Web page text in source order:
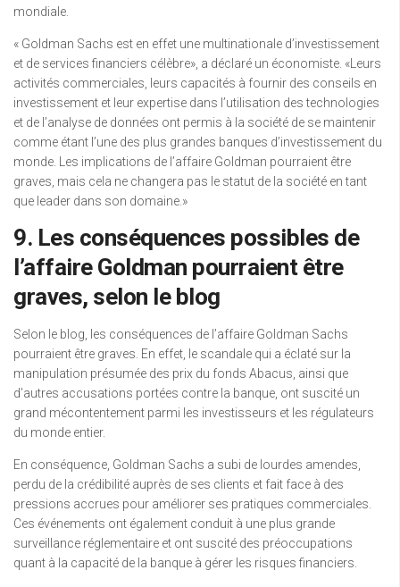
mondiale.
« Goldman Sachs est en effet une multinationale d’investissement
et de services financiers célèbre», a déclaré un économiste. «Leurs
activités commerciales, leurs capacités à fournir des conseils en
investissement et leur expertise dans l’utilisation des technologies
et de l’analyse de données ont permis à la société de se maintenir
comme étant l’une des plus grandes banques d’investissement du
monde. Les implications de l’affaire Goldman pourraient être
graves, mais cela ne changera pas le statut de la société en tant
que leader dans son domaine.»
9. Les conséquences possibles de
l’affaire Goldman pourraient être
graves, selon le blog
Selon le blog, les conséquences de l’affaire Goldman Sachs
pourraient être graves. En effet, le scandale qui a éclaté sur la
manipulation présumée des prix du fonds Abacus, ainsi que
d’autres accusations portées contre la banque, ont suscité un
grand mécontentement parmi les investisseurs et les régulateurs
du monde entier.
En conséquence, Goldman Sachs a subi de lourdes amendes,
perdu de la crédibilité auprès de ses clients et fait face à des
pressions accrues pour améliorer ses pratiques commerciales.
Ces événements ont également conduit à une plus grande
surveillance réglementaire et ont suscité des préoccupations
quant à la capacité de la banque à gérer les risques financiers.